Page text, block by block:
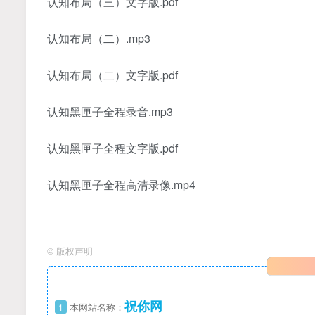
认知布局（二）.mp3
认知布局（二）文字版.pdf
认知黑匣子全程录音.mp3
认知黑匣子全程文字版.pdf
认知黑匣子全程高清录像.mp4
© 版权声明
1 本网站名称： 祝你网